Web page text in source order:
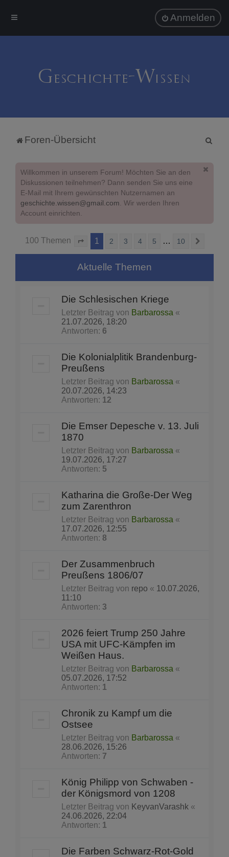
Anmelden
Foren-Übersicht
Willkommen in unserem Forum! Möchten Sie an den
Diskussionen teilnehmen? Dann senden Sie uns eine
E-Mail mit Ihrem gewünschten Nutzernamen an
geschichte.wissen@gmail.com. Wir werden Ihren
Account einrichten.
100 Themen Seite von 10
1 2 3 4 5 … 10
Aktuelle Themen
Die Schlesischen Kriege
Letzter Beitrag von Barbarossa «
21.07.2026, 18:20
Antworten: 6
Die Kolonialplitik Brandenburg-
Preußens
Letzter Beitrag von Barbarossa «
20.07.2026, 14:23
Antworten: 12
Die Emser Depesche v. 13. Juli
1870
Letzter Beitrag von Barbarossa «
19.07.2026, 17:27
Antworten: 5
Katharina die Große-Der Weg
zum Zarenthron
Letzter Beitrag von Barbarossa «
17.07.2026, 12:55
Antworten: 8
Der Zusammenbruch
Preußens 1806/07
Letzter Beitrag von repo « 10.07.2026,
11:10
Antworten: 3
2026 feiert Trump 250 Jahre
USA mit UFC-Kämpfen im
Weißen Haus.
Letzter Beitrag von Barbarossa «
05.07.2026, 17:52
Antworten: 1
Chronik zu Kampf um die
Ostsee
Letzter Beitrag von Barbarossa «
28.06.2026, 15:26
Antworten: 7
König Philipp von Schwaben -
der Königsmord von 1208
Letzter Beitrag von KeyvanVarashk «
24.06.2026, 22:04
Antworten: 1
Die Farben Schwarz-Rot-Gold